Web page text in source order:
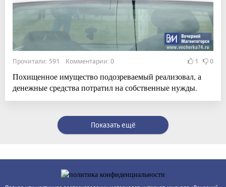
Прочитали: 591 Комментарии: 0 1 0
Похищенное имущество подозреваемый реализовал, а
денежные средства потратил на собственные нужды.
Показать ещё